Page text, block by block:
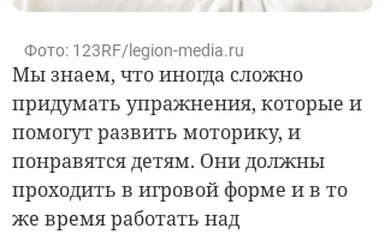
Фото: 123RF/legion-media.ru
Мы знаем, что иногда сложно
придумать упражнения, которые и
помогут развить моторику, и
понравятся детям. Они должны
проходить в игровой форме и в то
же время работать над